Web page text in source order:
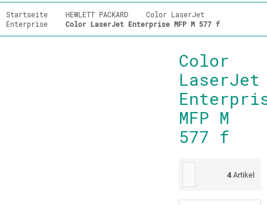
Startseite HEWLETT PACKARD
Color LaserJet
Enterprise
Color LaserJet Enterprise MFP M 577 f
Color
LaserJet
MFP M
577 f
4 Artikel